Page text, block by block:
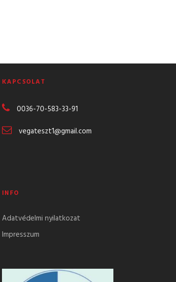
KAPCSOLAT
0036-70-583-33-91
vegateszt1@gmail.com
INFO
Adatvédelmi nyilatkozat
Impresszum